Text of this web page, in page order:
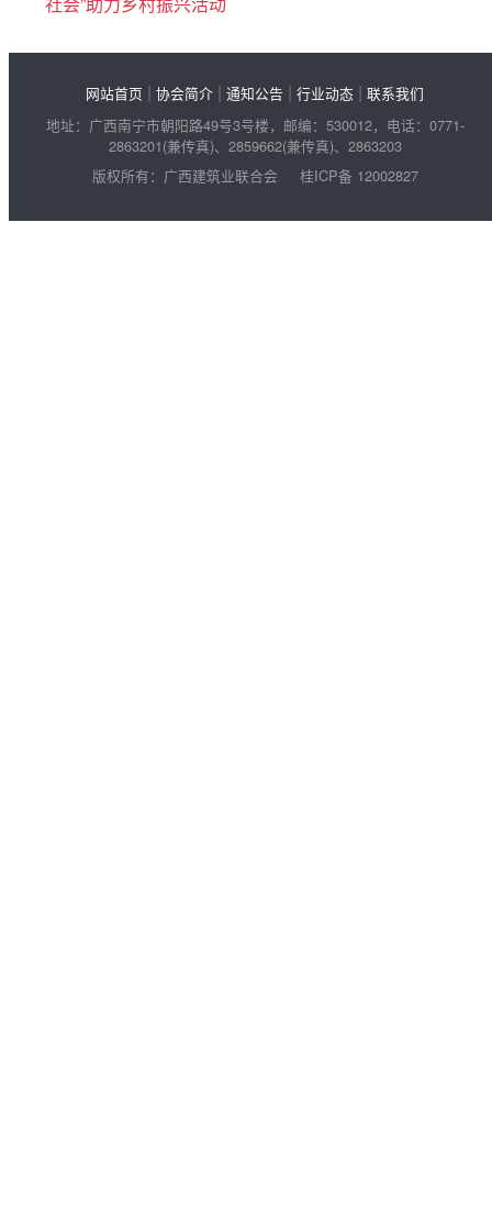
网站首页 | 协会简介 | 通知公告 | 行业动态 | 联系我们
地址：广西南宁市朝阳路49号3号楼，邮编：530012，电话：0771-
2863201(兼传真)、2859662(兼传真)、2863203
版权所有：广西建筑业联合会
桂ICP备 12002827